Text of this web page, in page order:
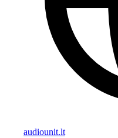
audiounit.lt